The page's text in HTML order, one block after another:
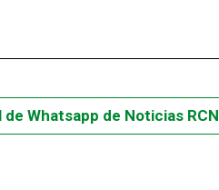
de Whatsapp de Noticias RCN